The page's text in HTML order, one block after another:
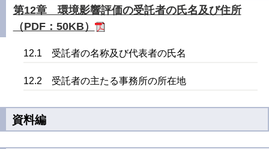
第12章 環境影響評価の受託者の氏名及び住所
（PDF：50KB）
12.1 受託者の名称及び代表者の氏名
12.2 受託者の主たる事務所の所在地
資料編